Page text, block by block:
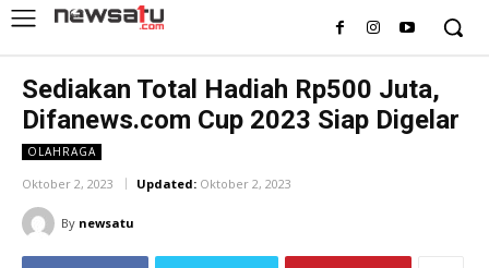
Sediakan Total Hadiah Rp500 Juta,
Difanews.com Cup 2023 Siap Digelar
OLAHRAGA
Oktober 2, 2023 Updated: Oktober 2, 2023
By newsatu